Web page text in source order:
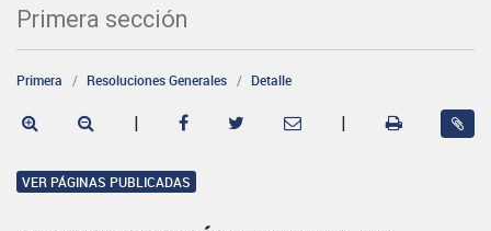
Primera sección
Primera Resoluciones Generales Detalle
| |
VER PÁGINAS PUBLICADAS